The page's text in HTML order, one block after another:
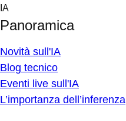
Skip
content
IA
Panoramica
Novità sull'IA
Blog tecnico
Eventi live sull'IA
L’importanza dell’inferenza